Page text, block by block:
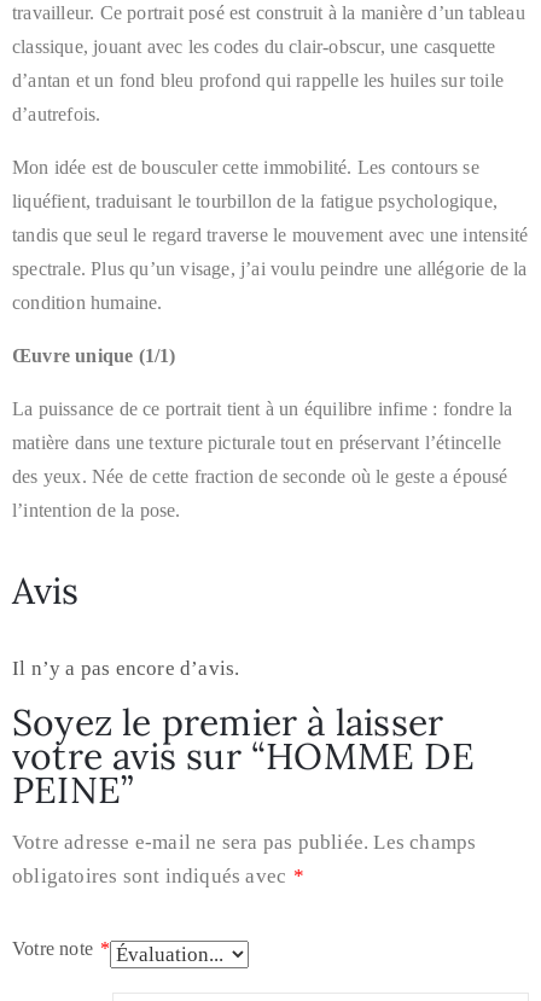
travailleur. Ce portrait posé est construit à la manière d’un tableau
classique, jouant avec les codes du clair-obscur, une casquette
d’antan et un fond bleu profond qui rappelle les huiles sur toile
d’autrefois.
Mon idée est de bousculer cette immobilité. Les contours se
liquéfient, traduisant le tourbillon de la fatigue psychologique,
tandis que seul le regard traverse le mouvement avec une intensité
spectrale. Plus qu’un visage, j’ai voulu peindre une allégorie de la
condition humaine.
Œuvre unique (1/1)
La puissance de ce portrait tient à un équilibre infime : fondre la
matière dans une texture picturale tout en préservant l’étincelle
des yeux. Née de cette fraction de seconde où le geste a épousé
l’intention de la pose.
Avis
Il n’y a pas encore d’avis.
Soyez le premier à laisser
votre avis sur “HOMME DE
PEINE”
Votre adresse e-mail ne sera pas publiée. Les champs
obligatoires sont indiqués avec *
Votre note *